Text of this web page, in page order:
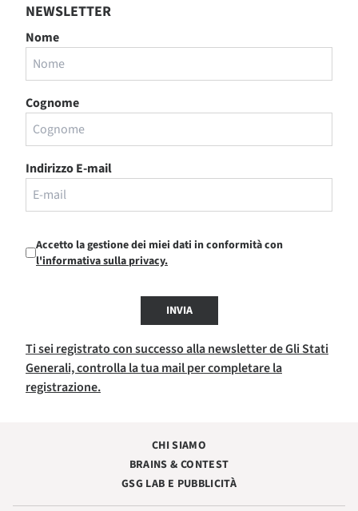
NEWSLETTER
Nome
Cognome
Indirizzo E-mail
Accetto la gestione dei miei dati in conformità con
l'informativa sulla privacy.
INVIA
Ti sei registrato con successo alla newsletter de Gli Stati
Generali, controlla la tua mail per completare la
registrazione.
CHI SIAMO
BRAINS & CONTEST
GSG LAB E PUBBLICITÀ